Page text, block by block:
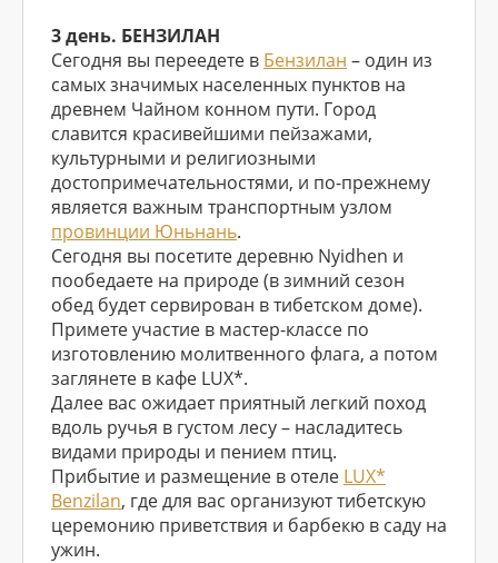
3 день. БЕНЗИЛАН
Сегодня вы переедете в Бензилан – один из
самых значимых населенных пунктов на
древнем Чайном конном пути. Город
славится красивейшими пейзажами,
культурными и религиозными
достопримечательностями, и по-прежнему
является важным транспортным узлом
провинции Юньнань.
Сегодня вы посетите деревню Nyidhen и
пообедаете на природе (в зимний сезон
обед будет сервирован в тибетском доме).
Примете участие в мастер-классе по
изготовлению молитвенного флага, а потом
заглянете в кафе LUX*.
Далее вас ожидает приятный легкий поход
вдоль ручья в густом лесу – насладитесь
видами природы и пением птиц.
Прибытие и размещение в отеле LUX*
Benzilan, где для вас организуют тибетскую
церемонию приветствия и барбекю в саду на
ужин.